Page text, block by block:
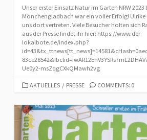
Unser erster Einsatz Natur im Garten NRW
Mönchengladbach war ein voller Erfolg!
uns dort vertreten. Viele Besucher holten sich
aus der Presse findet ihr hier: https://www.der-
lokalbote.de/index.php?
Ue0y2-msZqgCXkQMawh2vg
CATEGORIES
AKTUELLES / PRESSE COMMENTS: 0